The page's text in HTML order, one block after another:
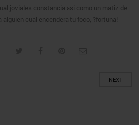
joviales constancia asi como un matiz de
alguien cual encendera tu foco, ?fortuna!
NEXT